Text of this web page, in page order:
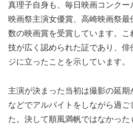
真理子自身も、毎日映画コンク
映画祭主演女優賞、高崎映画祭
数の映画賞を受賞しています。
技が広く認められた証であり、
ジに立ったことを示しています。
主演が決まった当初は撮影の延
などでアルバイトをしながら過
た。決して順風満帆ではなかっ